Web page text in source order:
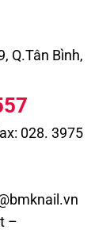
Q.Tân Bình,
028. 3975
–